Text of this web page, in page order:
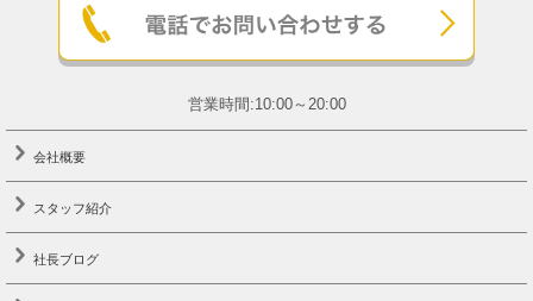
営業時間:10:00～20:00
会社概要
スタッフ紹介
社長ブログ